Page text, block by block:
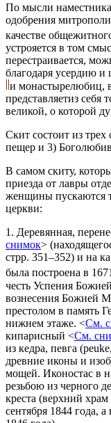
По мысли
одобрения
качестве
устрояется в том
перестраивается,
благодаря усердию
и монастырелюбиц,
представляетиз
великой, о которой
Скит состоит из трех
пещер и 3)
В самом скиту,
приезда от лавры
женщины пускаются
церкви:
1. Деревянная,
снимок>
стрр. 351–352) и на
была построена в
честь Успения
вознесения Божией
престолом в память
нижнем этаже. <См.
кипарисный <См.
из кедра, певга
древние иконы и
мощей. Иконостас в
резьбою из черного
креста (верхний
сентября 1844 года,